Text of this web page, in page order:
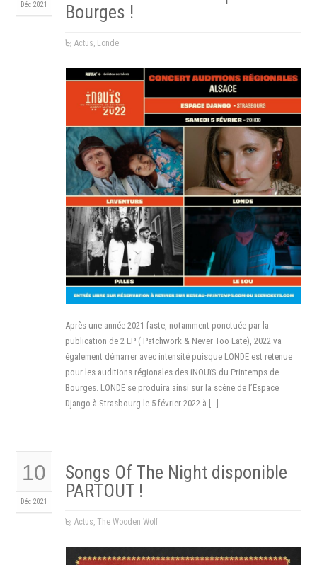
Déc 2021
Bourges !
Actus, Londe
Après une année 2021 faste, notamment ponctuée par la
publication de 2 EP ( Patchwork & Never Too Late), 2022 va
également démarrer avec intensité puisque LONDE est retenue
pour les auditions régionales des iNOUïS du Printemps de
Bourges. LONDE se produira ainsi sur la scène de l’Espace
Django à Strasbourg le 5 février 2022 à […]
10
Déc 2021
Songs Of The Night disponible
PARTOUT !
Actus,The Wooden Wolf